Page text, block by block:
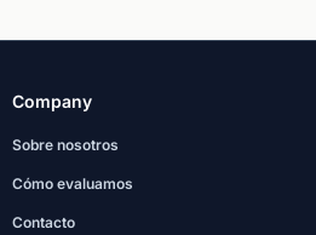
Company
Sobre nosotros
Cómo evaluamos
Contacto